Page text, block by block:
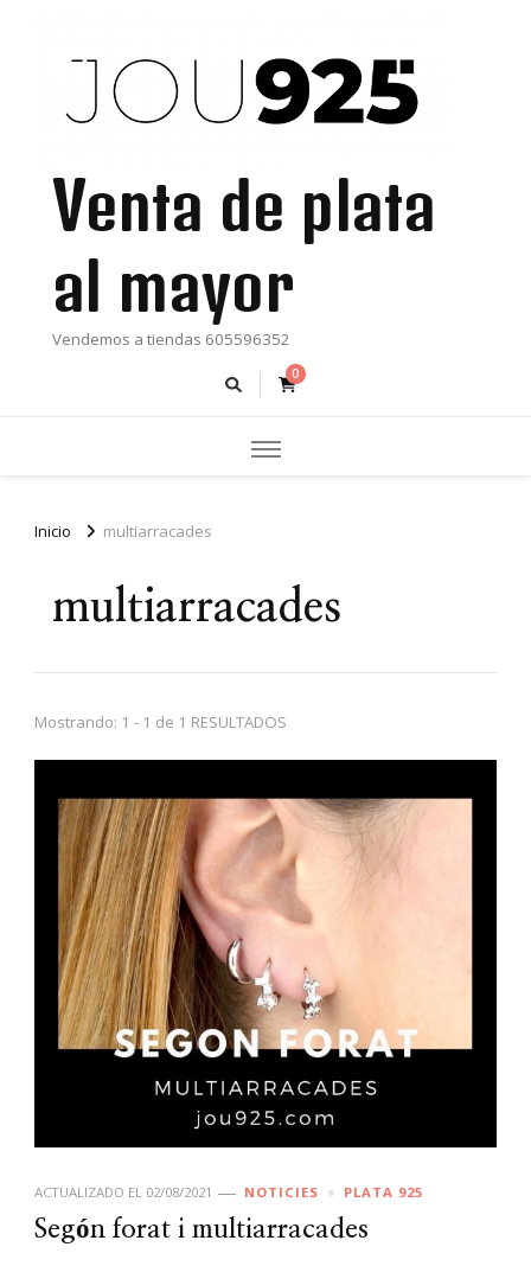
Venta de plata
al mayor
Vendemos a tiendas 605596352
0
Inicio multiarracades
multiarracades
Mostrando: 1 - 1 de 1 RESULTADOS
ACTUALIZADO EL 02/08/2021 NOTICIES PLATA 925
Segón forat i multiarracades